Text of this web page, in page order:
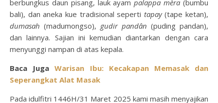
berbungkus daun pisang, lauk ayampalappa mèra (bumbu
bali), dan aneka kue tradisional seperti tapay(tape ketan),
dumasah (madumongso), gudir pandân (puding pandan),
dan lainnya. Sajian ini kemudian diantarkan dengan cara
menyunggi nampan di atas kepala.
Baca Juga Warisan Ibu: Kecakapan Memasak dan
Seperangkat Alat Masak
Pada idulfitri 1446H/31 Maret 2025 kami masih menyajikan